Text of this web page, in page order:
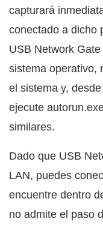
capturará
conectado a dicho
USB Network
sistema operativo,
el sistema y,
ejecute
similares.
Dado que USB
LAN, puedes
encuentre dentro
no admite el paso